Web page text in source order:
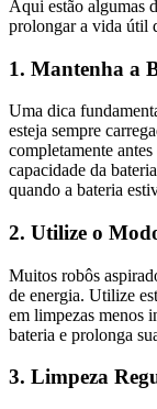
Aqui estão algumas
prolongar a vida útil
1. Mantenha a
Uma dica
esteja sempre
completamente
capacidade da
quando a bateria
2. Utilize o
Muitos robôs
de energia. Utilize
em limpezas menos
bateria e prolonga
3. Limpeza